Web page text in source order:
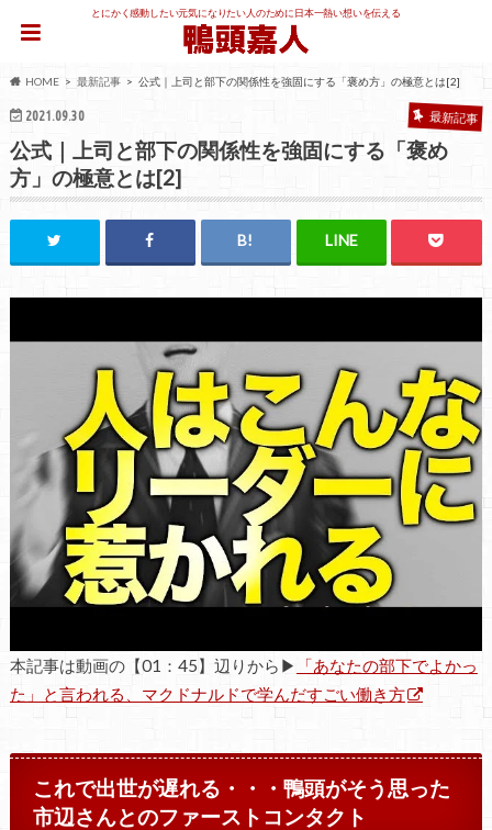
とにかく感動したい元気になりたい人のために日本一熱い想いを伝える
HOME 最新記事 公式｜上司と部下の関係性を強固にする「褒め方」の極意とは[2]
2021.09.30 最新記事
公式｜上司と部下の関係性を強固にする「褒め
方」の極意とは[2]
本記事は動画の【01：45】辺りから▶
「あなたの部下でよかっ
た」と言われる、マクドナルドで学んだすごい働き方
これで出世が遅れる・・・鴨頭がそう思った
市辺さんとのファーストコンタクト